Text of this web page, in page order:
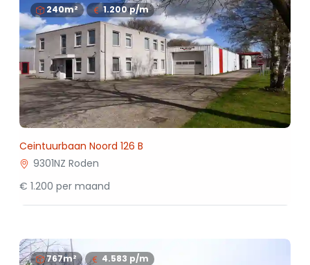
240m² 1.200p/m
Ceintuurbaan Noord 126 B
9301NZ Roden
€ 1.200 per maand
767m² 4.583 p/m